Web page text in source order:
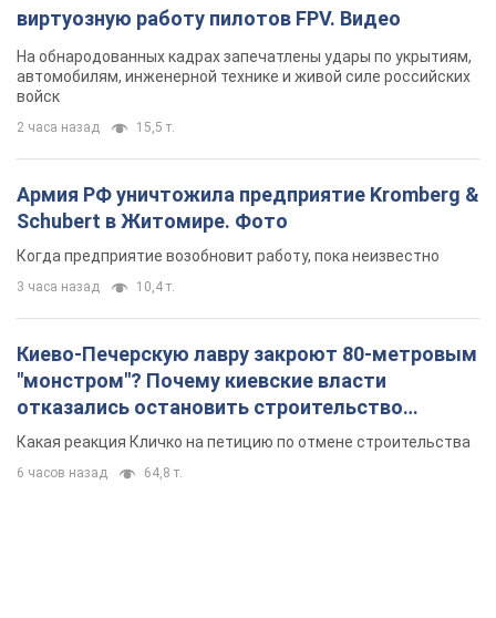
виртуозную работу пилотов FPV. Видео
На обнародованных кадрах запечатлены удары по укрытиям,
автомобилям, инженерной технике и живой силе российских
войск
2 часа назад 15,5 т.
Армия РФ уничтожила предприятие Kromberg &
Schubert в Житомире. Фото
Когда предприятие возобновит работу, пока неизвестно
3 часа назад 10,4 т.
Киево-Печерскую лавру закроют 80-метровым
"монстром"? Почему киевские власти
отказались остановить строительство
небоскреба "московского верующего"
Какая реакция Кличко на петицию по отмене строительства
6 часов назад 64,8 т.